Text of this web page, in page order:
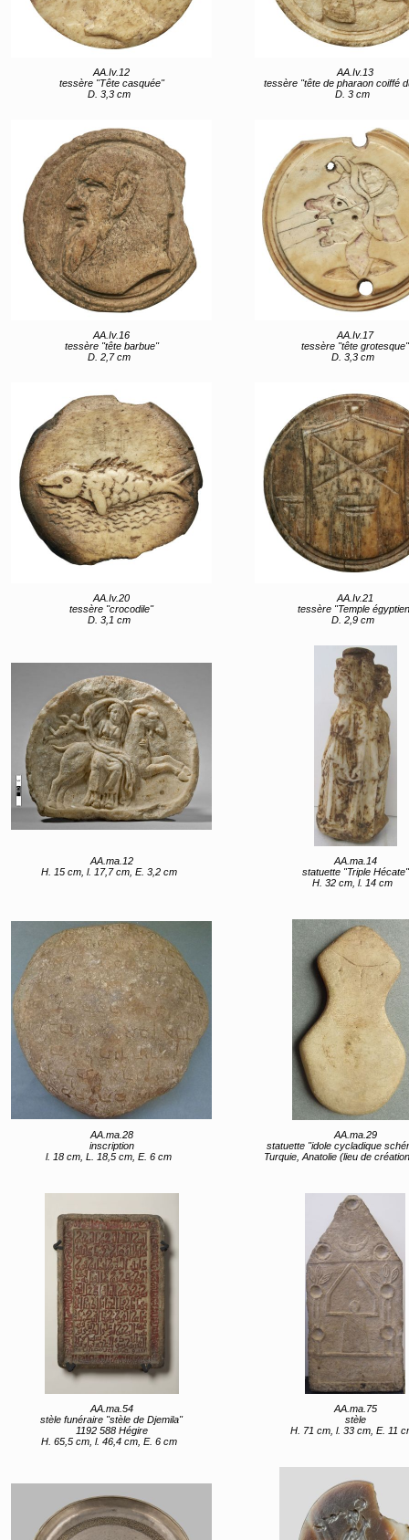
AA.Iv.12
tessère "Tête casquée"
D. 3,3 cm
AA.Iv.13
tessère "tête de pharaon coiffé du
D. 3 cm
AA.Iv.16
tessère "tête barbue"
D. 2,7 cm
AA.Iv.17
tessère "tête grotesque"
D. 3,3 cm
AA.Iv.20
tessère "crocodile"
D. 3,1 cm
AA.Iv.21
tessère "Temple
D. 2,9 cm
AA.ma.12
H. 15 cm, l. 17,7 cm, E. 3,2 cm
AA.ma.14
statuette "Triple Hécate"
H. 32 cm, l. 14 cm
AA.ma.28
inscription
l. 18 cm, L. 18,5 cm, E. 6 cm
AA.ma.29
statuette "idole cycladique
Turquie, Anatolie (lieu de création) 4e quart 4e
AA.ma.54
stèle funéraire "stèle de Djemila"
1192 588 Hégire
H. 65,5 cm, l. 46,4 cm, E. 6 cm
AA.ma.75
stèle
H. 71 cm, l. 33 cm, E. 11